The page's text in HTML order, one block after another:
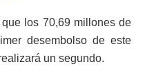
los 70,69 millones de
desembolso de este
un segundo.